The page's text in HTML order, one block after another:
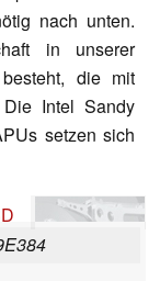
nach unten.
in unserer
die mit
Die Intel Sandy
setzen sich